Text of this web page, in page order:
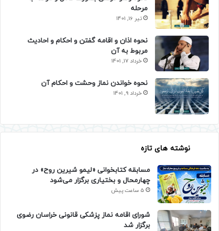
مرحله
تیر 16, 1401
نحوه اذان و اقامه گفتن و احکام و احادیث
مربوط به آن
خرداد 17, 1401
نحوه خواندن نماز وحشت و احکام آن
خرداد 9, 1401
نوشته های تازه
مسابقه کتابخوانی «لیمو شیرین روح» در
چهارمحال و بختیاری برگزار می‌شود
5 ساعت پیش
شورای اقامه نماز پزشکی قانونی خراسان رضوی
برگزار شد